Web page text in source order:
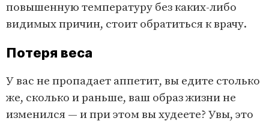
повышенную температуру без каких-либо
видимых причин, стоит обратиться к врачу.
Потеря веса
У вас не пропадает аппетит, вы едите столько
же, сколько и раньше, ваш образ жизни не
изменился — и при этом вы худеете? Увы, это